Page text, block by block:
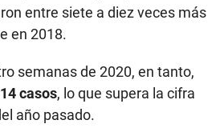
entre siete a diez veces más
en 2018.
semanas de 2020, en tanto,
casos, lo que supera la cifra
año pasado.